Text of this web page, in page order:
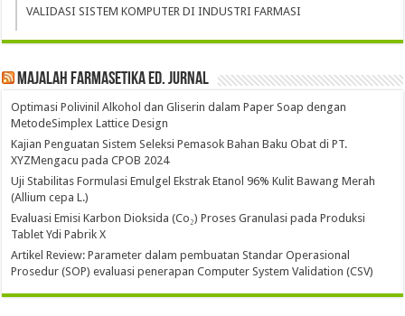
VALIDASI SISTEM KOMPUTER DI INDUSTRI FARMASI
Majalah Farmasetika Ed. Jurnal
Optimasi Polivinil Alkohol dan Gliserin dalam Paper Soap dengan
MetodeSimplex Lattice Design
Kajian Penguatan Sistem Seleksi Pemasok Bahan Baku Obat di PT.
XYZMengacu pada CPOB 2024
Uji Stabilitas Formulasi Emulgel Ekstrak Etanol 96% Kulit Bawang Merah
(Allium cepa L.)
Evaluasi Emisi Karbon Dioksida (Co₂) Proses Granulasi pada Produksi
Tablet Ydi Pabrik X
Artikel Review: Parameter dalam pembuatan Standar Operasional
Prosedur (SOP) evaluasi penerapan Computer System Validation (CSV)